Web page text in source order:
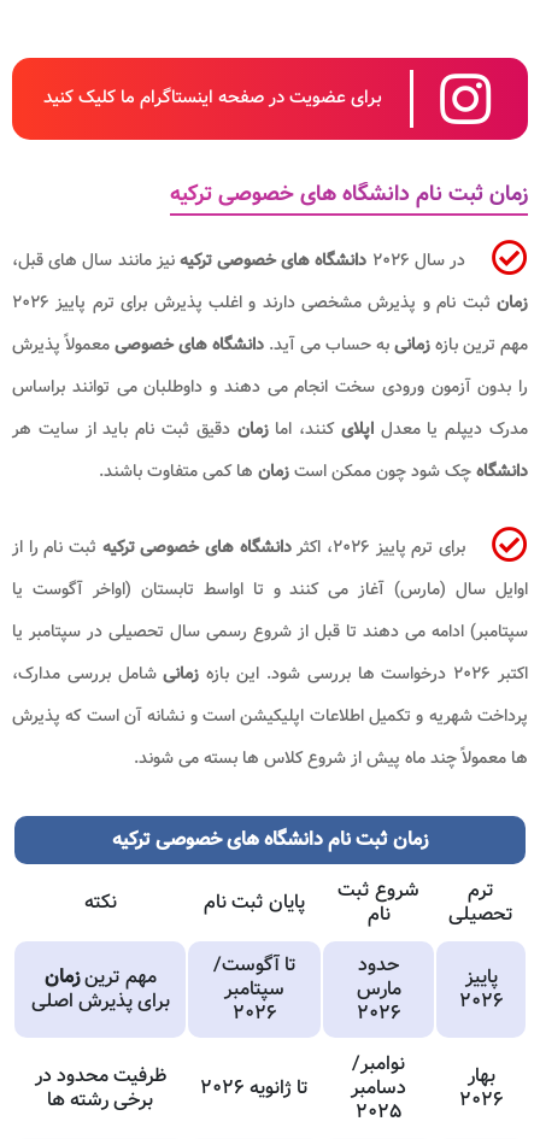
برای عضویت در صفحه اینستاگرام ما کلیک کنید
زمان ثبت نام دانشگاه های خصوصی ترکیه
در سال ۲۰۲۶ دانشگاه های خصوصی ترکیهنیز مانند سال های قبل،
زمان
ثبت نام و پذیرش مشخصی دارند و اغلب پذیرش برای ترم پاییز ۲۰۲۶
مهم ترین بازهزمانیبه حساب می آید. دانشگاه های خصوصیمعمولاً پذیرش
را بدون آزمون ورودی سخت انجام می دهند و داوطلبان می توانند براساس
مدرک دیپلم یا معدلاپلایکنند، امازماندقیق ثبت نام باید از سایت هر
دانشگاهچک شود چون ممکن استزمان ها کمی متفاوت باشند.
برای ترم پاییز ۲۰۲۶، اکثر دانشگاه های خصوصی ترکیه ثبت نام را از
اوایل سال (مارس) آغاز می کنند و تا اواسط تابستان (اواخر آگوست یا
سپتامبر) ادامه می دهند تا قبل از شروع رسمی سال تحصیلی در سپتامبر یا
اکتبر ۲۰۲۶ درخواست ها بررسی شود. این بازه
زمانیشامل بررسی مدارک،
پرداخت شهریه و تکمیل اطلاعات اپلیکیشن است و نشانه آن است که پذیرش
ها معمولاً چند ماه پیش از شروع کلاس ها بسته می شوند.
زمان ثبت نام دانشگاه های خصوصی ترکیه
ترم
تحصیلی
شروع ثبت
نام
پایان ثبت نام نکته
پاییز
۲۰۲۶
حدود
مارس
۲۰۲۶
تا آگوست/
سپتامبر
۲۰۲۶
مهم ترینزمان
برای پذیرش اصلی
بهار
۲۰۲۶
نوامبر/
دسامبر
۲۰۲۵
تا ژانویه ۲۰۲۶
ظرفیت محدود در
برخی رشته ها